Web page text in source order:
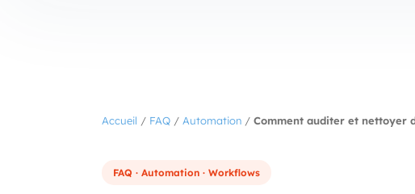
Accueil / FAQ / Automation / Comment auditer et nettoyer
FAQ · Automation · Workflows